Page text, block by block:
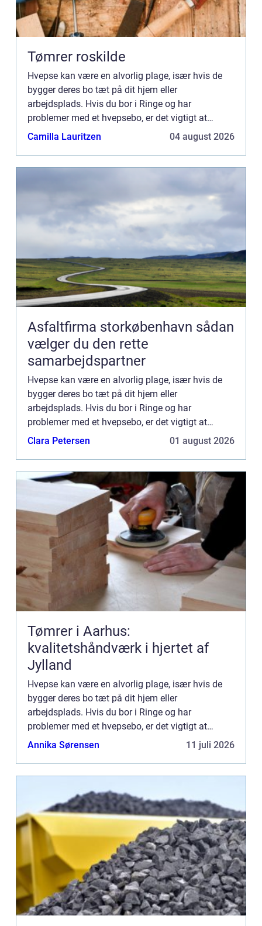
Tømrer roskilde
Hvepse kan være en alvorlig plage, især hvis de
bygger deres bo tæt på dit hjem eller
arbejdsplads. Hvis du bor i Ringe og har
problemer med et hvepsebo, er det vigtigt at
handle hurtigt for at beskytte dig selv og andre
Camilla Lauritzen 04 august 2026
Asfaltfirma storkøbenhavn sådan
vælger du den rette
samarbejdspartner
Hvepse kan være en alvorlig plage, især hvis de
bygger deres bo tæt på dit hjem eller
arbejdsplads. Hvis du bor i Ringe og har
problemer med et hvepsebo, er det vigtigt at
handle hurtigt for at beskytte dig selv og andre
Clara Petersen 01 august 2026
Tømrer i Aarhus:
kvalitetshåndværk i hjertet af
Jylland
Hvepse kan være en alvorlig plage, især hvis de
bygger deres bo tæt på dit hjem eller
arbejdsplads. Hvis du bor i Ringe og har
problemer med et hvepsebo, er det vigtigt at
handle hurtigt for at beskytte dig selv og andre
Annika Sørensen 11 juli 2026